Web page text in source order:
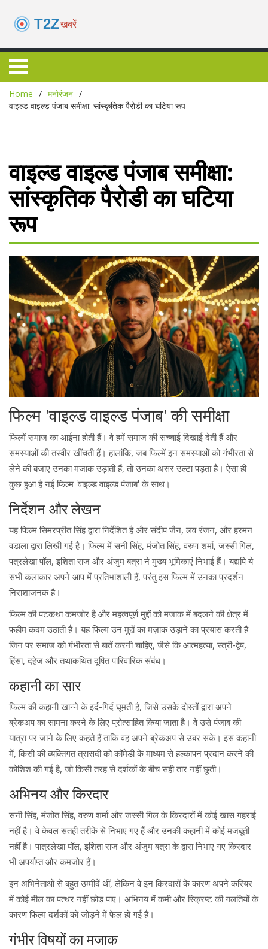
Home
मनोरंजन
वाइल्ड वाइल्ड पंजाब समीक्षा: सांस्कृतिक पैरोडी का घटिया रूप
वाइल्ड वाइल्ड पंजाब समीक्षा:
सांस्कृतिक पैरोडी का घटिया
रूप
फिल्म 'वाइल्ड वाइल्ड पंजाब' की समीक्षा
फिल्में समाज का आईना होती हैं। वे हमें समाज की सच्चाई दिखाई देती हैं और
समस्याओं की तस्वीर खींचती हैं। हालांकि, जब फिल्में इन समस्याओं को गंभीरता से
लेने की बजाए उनका मजाक उड़ाती हैं, तो उनका असर उल्टा पड़ता है। ऐसा ही
कुछ हुआ है नई फिल्म 'वाइल्ड वाइल्ड पंजाब' के साथ।
निर्देशन और लेखन
यह फिल्म सिमरप्रीत सिंह द्वारा निर्देशित है और संदीप जैन, लव रंजन, और हरमन
वडाला द्वारा लिखी गई है। फिल्म में सनी सिंह, मंजोत सिंह, वरुण शर्मा, जस्सी गिल,
पत्रलेखा पॉल, इशिता राज और अंजुम बत्रा ने मुख्य भूमिकाएं निभाई हैं। यद्यपि ये
सभी कलाकार अपने आप में प्रतिभाशाली हैं, परंतु इस फिल्म में उनका प्रदर्शन
निराशाजनक है।
फिल्म की पटकथा कमजोर है और महत्वपूर्ण मुद्दों को मजाक में बदलने की क्षेत्र में
फहीम कदम उठाती है। यह फिल्म उन मुद्दों का मज़ाक उड़ाने का प्रयास करती है
जिन पर समाज को गंभीरता से बातें करनी चाहिए, जैसे कि आत्महत्या, स्त्री-द्वेष,
हिंसा, दहेज और तथाकथित दूषित पारिवारिक संबंध।
कहानी का सार
फिल्म की कहानी खान्ने के इर्द-गिर्द घूमती है, जिसे उसके दोस्तों द्वारा अपने
ब्रेकअप का सामना करने के लिए प्रोत्साहित किया जाता है। वे उसे पंजाब की
यात्रा पर जाने के लिए कहते हैं ताकि वह अपने ब्रेकअप से उबर सके। इस कहानी
में, किसी की व्यक्तिगत त्रासदी को कॉमेडी के माध्यम से हल्कापन प्रदान करने की
कोशिश की गई है, जो किसी तरह से दर्शकों के बीच सही तार नहीं छूती।
अभिनय और किरदार
सनी सिंह, मंजोत सिंह, वरुण शर्मा और जस्सी गिल के किरदारों में कोई खास गहराई
नहीं है। वे केवल सतही तरीके से निभाए गए हैं और उनकी कहानी में कोई मजबूती
नहीं है। पात्रलेखा पॉल, इशिता राज और अंजुम बत्रा के द्वारा निभाए गए किरदार
भी अपर्याप्त और कमजोर हैं।
इन अभिनेताओं से बहुत उम्मीदें थीं, लेकिन वे इन किरदारों के कारण अपने करियर
में कोई मील का पत्थर नहीं छोड़ पाए। अभिनय में कमी और स्क्रिप्ट की गलतियों के
कारण फिल्म दर्शकों को जोड़ने में फेल हो गई है।
गंभीर विषयों का मजाक